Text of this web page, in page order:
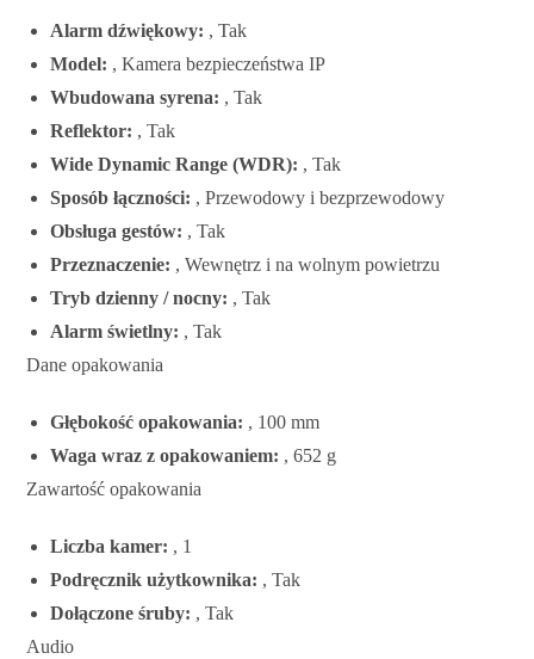
Alarm dźwiękowy: , Tak
Model: , Kamera bezpieczeństwa IP
Wbudowana syrena: , Tak
Reflektor: , Tak
Wide Dynamic Range (WDR): , Tak
Sposób łączności: , Przewodowy i bezprzewodowy
Obsługa gestów: , Tak
Przeznaczenie: , Wewnętrz i na wolnym powietrzu
Tryb dzienny / nocny: , Tak
Alarm świetlny: , Tak
Dane opakowania
Głębokość opakowania: , 100 mm
Waga wraz z opakowaniem: , 652 g
Zawartość opakowania
Liczba kamer: , 1
Podręcznik użytkownika: , Tak
Dołączone śruby: , Tak
Audio